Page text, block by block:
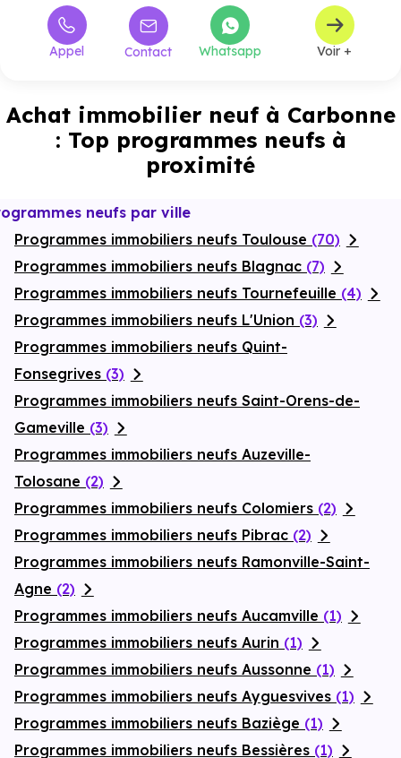
Appel Contact Whatsapp Voir +
Achat immobilier neuf à Carbonne
: Top programmes neufs à
proximité
neufs par ville
Programmes immobiliers neufs Toulouse (70)
Programmes immobiliers neufs Blagnac (7)
Programmes immobiliers neufs Tournefeuille (4)
Programmes immobiliers neufs L'Union (3)
Programmes immobiliers neufs Quint-
Fonsegrives (3)
Programmes immobiliers neufs Saint-Orens-de-
Gameville (3)
Programmes immobiliers neufs Auzeville-
Tolosane (2)
Programmes immobiliers neufs Colomiers (2)
Programmes immobiliers neufs Pibrac (2)
Programmes immobiliers neufs Ramonville-Saint-
Agne (2)
Programmes immobiliers neufs Aucamville (1)
Programmes immobiliers neufs Aurin (1)
Programmes immobiliers neufs Aussonne (1)
Programmes immobiliers neufs Ayguesvives (1)
Programmes immobiliers neufs Baziège (1)
Programmes immobiliers neufs Bessières (1)